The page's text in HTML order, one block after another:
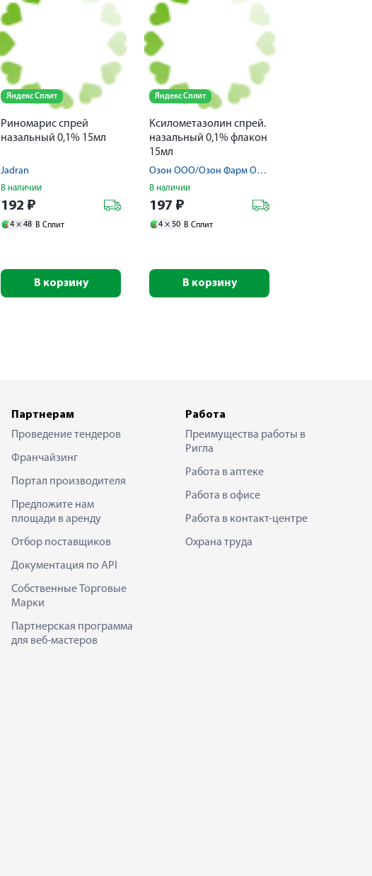
Яндекс Сплит
Риномарис спрей
назальный 0,1% 15мл
Jadran
В наличии
192 ₽
4 × 48 В Сплит
В корзину
Яндекс Сплит
Ксилометазолин спрей.
назальный 0,1% флакон
15мл
Озон ООО/Озон Фарм ООО
В наличии
197 ₽
4 × 50 В Сплит
В корзину
Партнерам
Проведение тендеров
Франчайзинг
Портал производителя
Предложите нам
площади в аренду
Отбор поставщиков
Документация по API
Собственные Торговые
Марки
Партнерская программа
для веб-мастеров
Работа
Преимущества работы в
Ригла
Работа в аптеке
Работа в офисе
Работа в контакт-центре
Охрана труда